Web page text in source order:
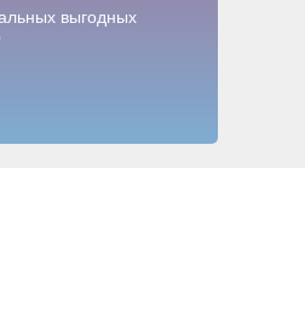
выгодных